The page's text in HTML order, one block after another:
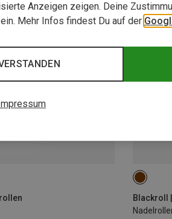
Blackroll
ONE SIZE
Anzeigen zeigen. Deine
ein. Mehr Infos findest Du auf der